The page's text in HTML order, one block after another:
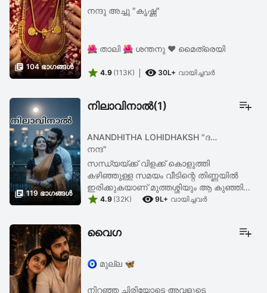
 104 ഭാഗങ്ങള്‍
നന്ദു അച്ചു "കൃഷ്ണ"
🌺 താലി 🌺 ശന്തനു ♥️ മൈത്രെയി
 4.9 (113K)  30L+ വായിച്ചവര്‍
 119 ഭാഗങ്ങള്‍
നിലാവിനാൽ(1)
ANANDHITHA LOHIDHAKSH "ദക്ഷ
നന്ദ"
സന്ധ്യയ്ക്ക് വിളക്ക് കൊളുത്തി
കഴിഞ്ഞുള്ള സമയം വീടിന്റെ തിണ്ണയിൽ
ഇരിക്കുകയാണ് മുത്തശ്ശിയും ആ കുഞ്ഞി
പെണ്ണും....നേർമയിൽ നൂഴില കീറി മഴ
 4.9 (32K)  9L+ വായിച്ചവര്‍
വൈഗ
🧿 മുല്ല 🦋
നിറഞ്ഞ ചിരിയോടെ അവളുടെ